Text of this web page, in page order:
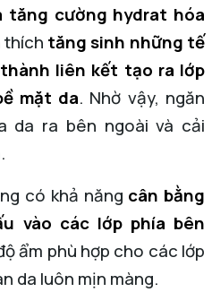
tăng cường hydrat hóa
thích tăng sinh những tế
liên kết tạo ra lớp
mặt da. Nhờ vậy, ngăn
da ra bên ngoài và cải
có khả năng cân bằng
vào các lớp phía bên
ẩm phù hợp cho các lớp
da luôn mịn màng.